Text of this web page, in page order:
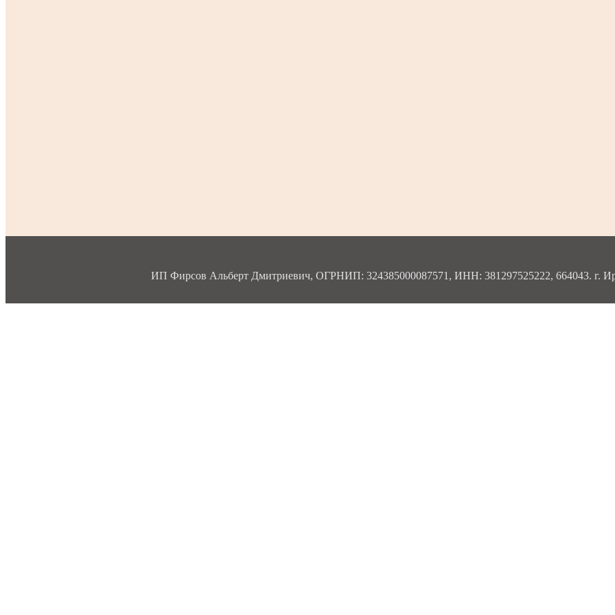
ИП Фирсов Альберт Дмитриевич, ОГРНИП: 324385000087571, ИНН: 381297525222, 664043. г.